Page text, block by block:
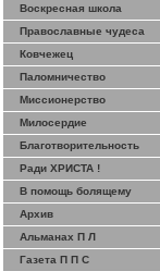
Воскресная школа
Православные чудеса
Ковчежец
Паломничество
Миссионерство
Милосердие
Благотворительность
Ради ХРИСТА !
В помощь болящему
Архив
Альманах П Л
Газета П П С